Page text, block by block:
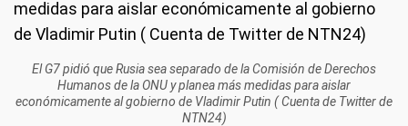
El G7 pidió que Rusia sea separado de la Comisión de Derechos
Humanos de la ONU y planea más medidas para aislar
económicamente al gobierno de Vladimir Putin ( Cuenta de Twitter de
NTN24)